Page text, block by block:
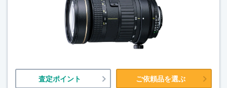
査定ポイント ご依頼品を選ぶ